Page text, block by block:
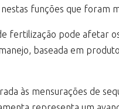
funções que foram
fertilização pode afetar
baseada em
às mensurações de